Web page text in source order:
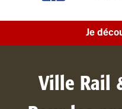
Je
Ville Rail